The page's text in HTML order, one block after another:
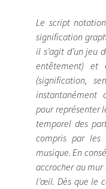
Le script
signification
il s’agit d’un jeu
entêtement) et
(signification,
instantanément
pour représenter
temporel des
compris par
musique. En
accrocher au
l’œil. Dès que le